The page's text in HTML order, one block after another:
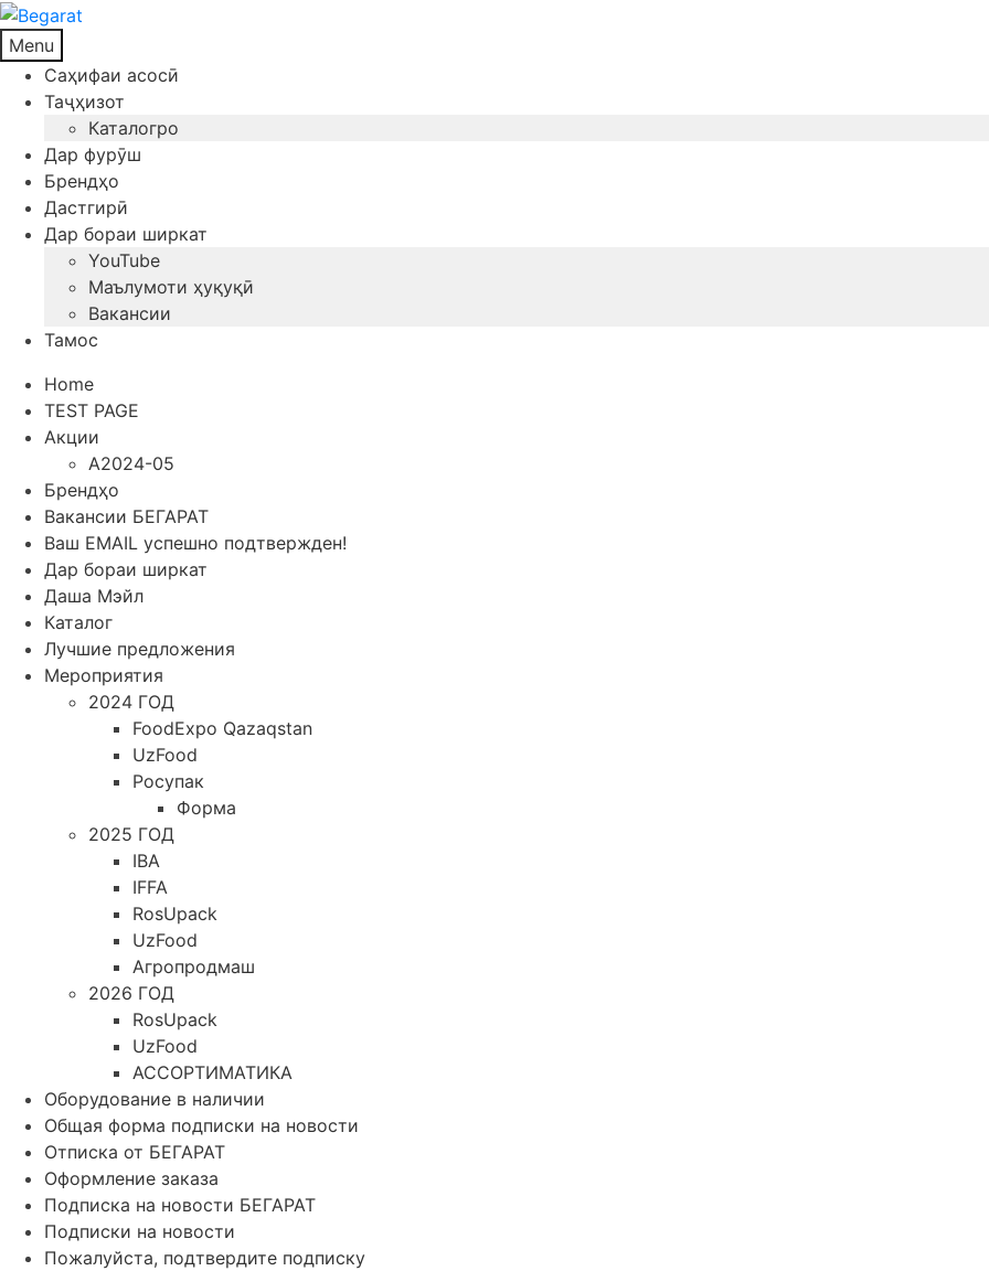
Menu
Саҳифаи асосӣ
Таҷҳизот
Каталогро
Дар фурӯш
Брендҳо
Дастгирӣ
Дар бораи ширкат
YouTube
Маълумоти ҳуқуқӣ
Вакансии
Тамос
Home
TEST PAGE
Акции
A2024-05
Брендҳо
Вакансии БЕГАРАТ
Ваш EMAIL успешно подтвержден!
Дар бораи ширкат
Даша Мэйл
Каталог
Лучшие предложения
Мероприятия
2024 ГОД
FoodExpo Qazaqstan
UzFood
Росупак
Форма
2025 ГОД
IBA
IFFA
RosUpack
UzFood
Агропродмаш
2026 ГОД
RosUpack
UzFood
АССОРТИМАТИКА
Оборудование в наличии
Общая форма подписки на новости
Отписка от БЕГАРАТ
Оформление заказа
Подписка на новости БЕГАРАТ
Подписки на новости
Пожалуйста, подтвердите подписку